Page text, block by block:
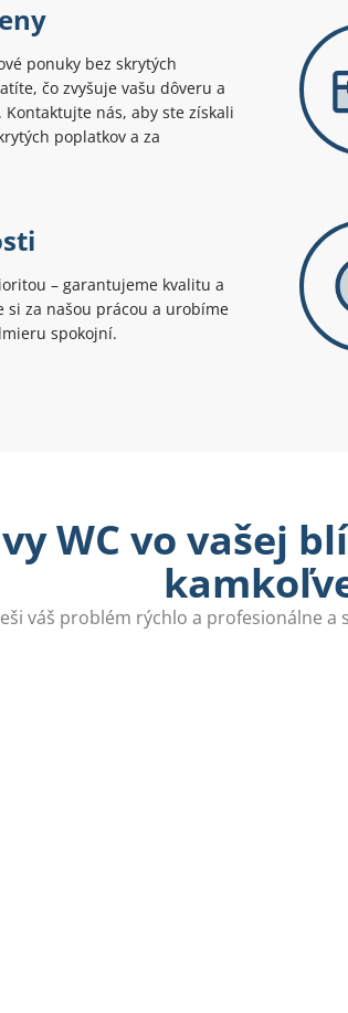
ponuky bez skrytých
čo zvyšuje vašu dôveru a
nás, aby ste získali
poplatkov a za
– garantujeme kvalitu a
za našou prácou a urobíme
spokojní.
WC vo vašej
váš problém rýchlo a profesionálne